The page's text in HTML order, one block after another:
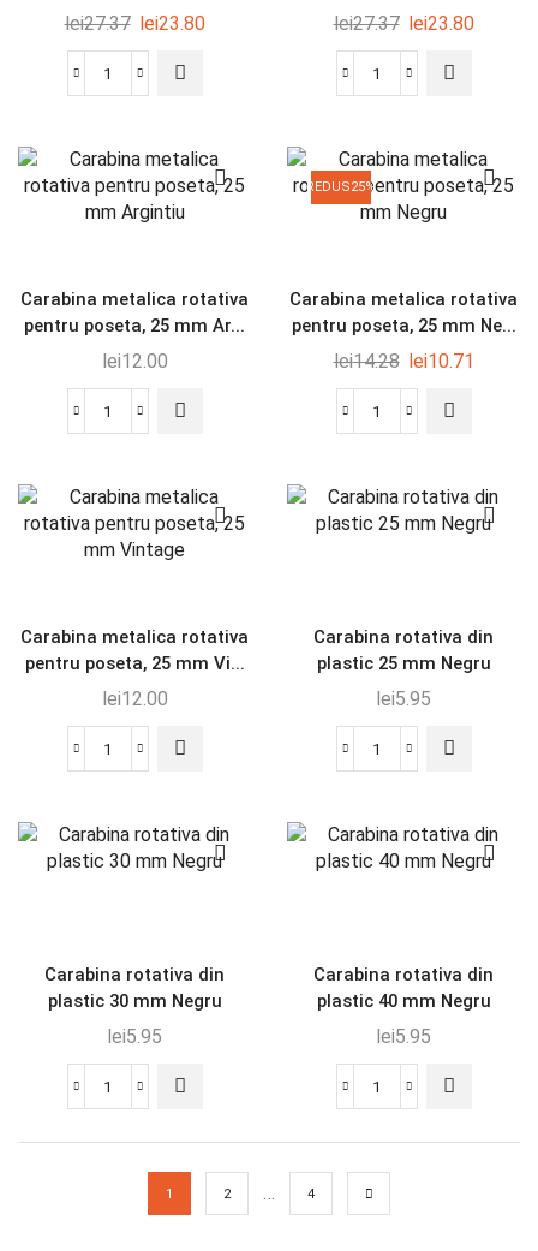
lei27.37 lei23.80 lei27.37 lei23.80
Carabina metalica rotativa
pentru poseta, 25 mm Ar...
lei12.00
REDUS25%
Carabina metalica rotativa
pentru poseta, 25 mm Ne...
lei14.28 lei10.71
Carabina metalica rotativa
pentru poseta, 25 mm Vi...
lei12.00
Carabina rotativa din
plastic 25 mm Negru
lei5.95
Carabina rotativa din
plastic 30 mm Negru
lei5.95
Carabina rotativa din
plastic 40 mm Negru
lei5.95
1 2 … 4